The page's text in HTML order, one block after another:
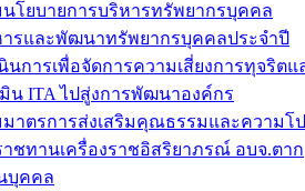
นโยบายการบริหารทรัพยากรบุคคล
ารและพัฒนาทรัพยากรบุคคลประจำปี
นการเพื่อจัดการความเสี่ยงการทุจริต
น ITA ไปสู่งการพัฒนาองค์กร
มาตรการส่งเสริมคุณธรรมและความโ
ชทานเครื่องราชอิสริยาภรณ์ อบจ.ตาก
บุคคล